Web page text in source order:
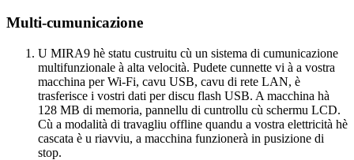
Multi-cumunicazione
U MIRA9 hè statu custruitu cù un sistema di cumunicazione
multifunzionale à alta velocità. Pudete cunnette vi à a vostra
macchina per Wi-Fi, cavu USB, cavu di rete LAN, è
trasferisce i vostri dati per discu flash USB. A macchina hà
128 MB di memoria, pannellu di cuntrollu cù schermu LCD.
Cù a modalità di travagliu offline quandu a vostra elettricità hè
cascata è u riavviu, a macchina funzionerà in pusizione di
stop.